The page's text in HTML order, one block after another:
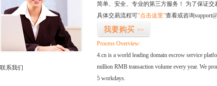
联系我们
简单、安全、专业的第三方服务！ 为了保证
具体交易流程可“点击这里”查看或咨询
我要购买 >>
Process Overview:
4.cn is a world leading domain escrow service
million RMB transaction volume every year. We
5 workdays.